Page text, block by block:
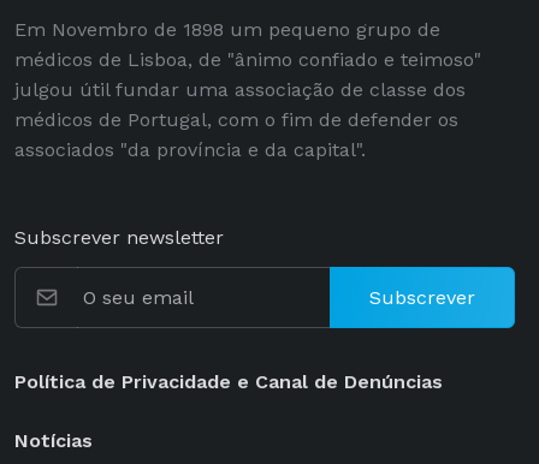
Em Novembro de 1898 um pequeno grupo de
médicos de Lisboa, de "ânimo confiado e teimoso"
julgou útil fundar uma associação de classe dos
médicos de Portugal, com o fim de defender os
associados "da província e da capital".
Subscrever newsletter
Subscrever
Política de Privacidade e Canal de Denúncias
Notícias